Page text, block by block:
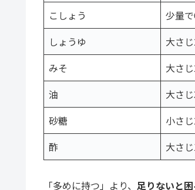
こしょう
少量
しょうゆ
大さ
みそ
大さ
油
大さ
砂糖
小さ
酢
大さ
「多めに持つ」より、 足りないと